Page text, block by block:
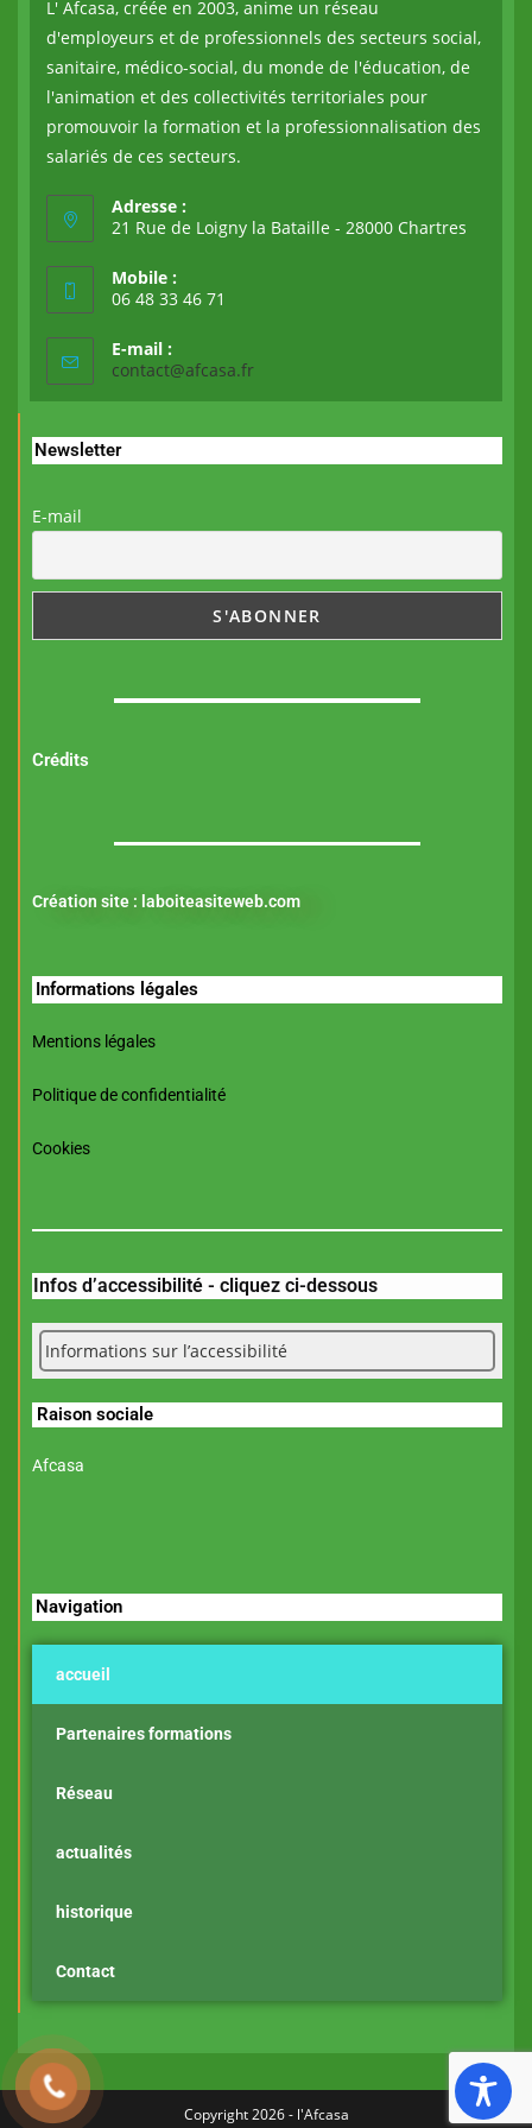
L' Afcasa, créée en 2003, anime un réseau
d'employeurs et de professionnels des secteurs social,
sanitaire, médico-social, du monde de l'éducation, de
l'animation et des collectivités territoriales pour
promouvoir la formation et la professionnalisation des
salariés de ces secteurs.
Adresse :
21 Rue de Loigny la Bataille - 28000 Chartres
Mobile :
06 48 33 46 71
E-mail :
contact@afcasa.fr
Newsletter
E-mail
Crédits
Création site : laboiteasiteweb.com
Informations légales
Mentions légales
Politique de confidentialité
Cookies
Infos d’accessibilité - cliquez ci-dessous
Informations sur l’accessibilité
Raison sociale
Afcasa
Navigation
accueil
Partenaires formations
Réseau
actualités
historique
Contact
Copyright 2026 - l'Afcasa